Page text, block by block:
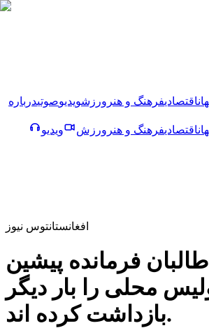
اقتصادیفرهنگ و هنر ورزشویدیوصوتیدرباره
اقتصادیفرهنگ و هنر ورزش
ویدیو
افغانستانتوس نیوز
طالبان فرمانده پيشين
محلى را بار ديگر
بازداشت كرده اند.